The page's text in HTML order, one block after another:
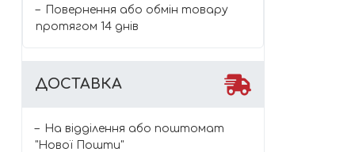
Повернення або обмін товару
протягом 14 днів
ДОСТАВКА
На відділення або поштомат
"Нової Пошти"